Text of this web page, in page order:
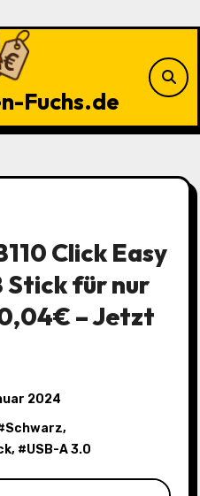
Fuchs.de
Click Easy
Stick für nur
– Jetzt
2024
Schwarz,
, #USB-A 3.0